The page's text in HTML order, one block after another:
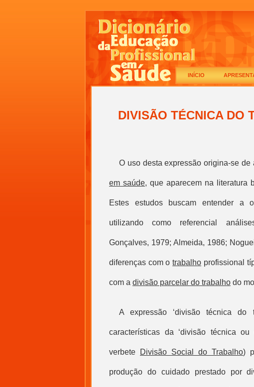
INÍCIO
DIVISÃO TÉCNICA DO
O uso desta expressão origina-se
em saúde, que aparecem na literatura
Estes estudos buscam entender a
utilizando como referencial
Gonçalves, 1979; Almeida, 1986;
diferenças com otrabalho profissional
com a divisão parcelar do trabalho do
A expressão ‘divisão técnica do
características da ‘divisão técnica ou
verbete Divisão Social do Trabalho)
produção do cuidado prestado por